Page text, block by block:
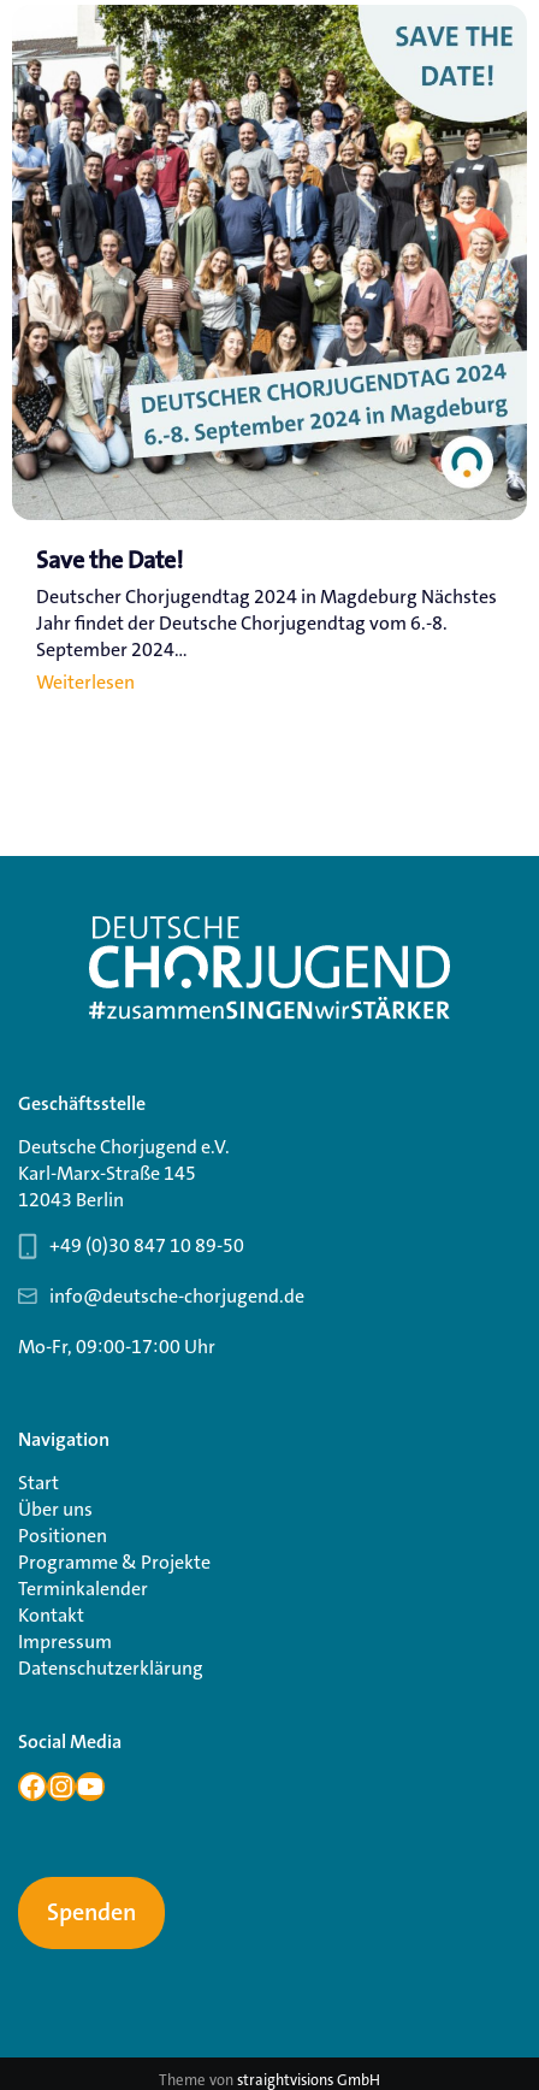
Save the Date!
Deutscher Chorjugendtag 2024 in Magdeburg Nächstes
Jahr findet der Deutsche Chorjugendtag vom 6.-8.
September 2024...
Weiterlesen
Geschäftsstelle
Deutsche Chorjugend e.V.
Karl-Marx-Straße 145
12043 Berlin
+49 (0)30 847 10 89-50
info@deutsche-chorjugend.de
Mo-Fr, 09:00-17:00 Uhr
Navigation
Start
Über uns
Positionen
Programme & Projekte
Terminkalender
Kontakt
Impressum
Datenschutzerklärung
Social Media
Spenden
Theme vonstraightvisions GmbH